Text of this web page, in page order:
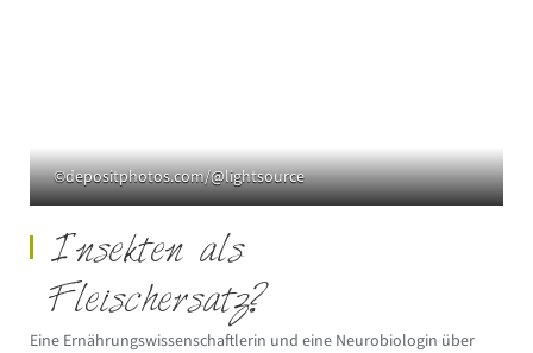
©depositphotos.com/@lightsource
Insekten als
Fleischersatz?
Eine Ernährungswissenschaftlerin und eine Neurobiologin über